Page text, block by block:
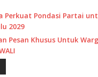
Perkuat Pondasi Partai
2029
Pesan Khusus Untuk